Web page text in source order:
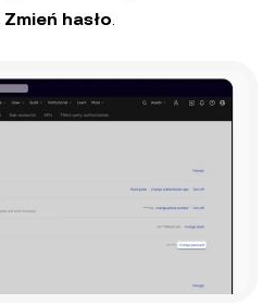
Zmień hasło